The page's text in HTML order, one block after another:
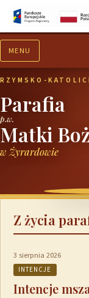
MENU
RZYMSKO-
Parafia
p.w.
Matki
w Żyrardowie
Z życia
3 sierpnia 2026
INTENCJE
Intencje